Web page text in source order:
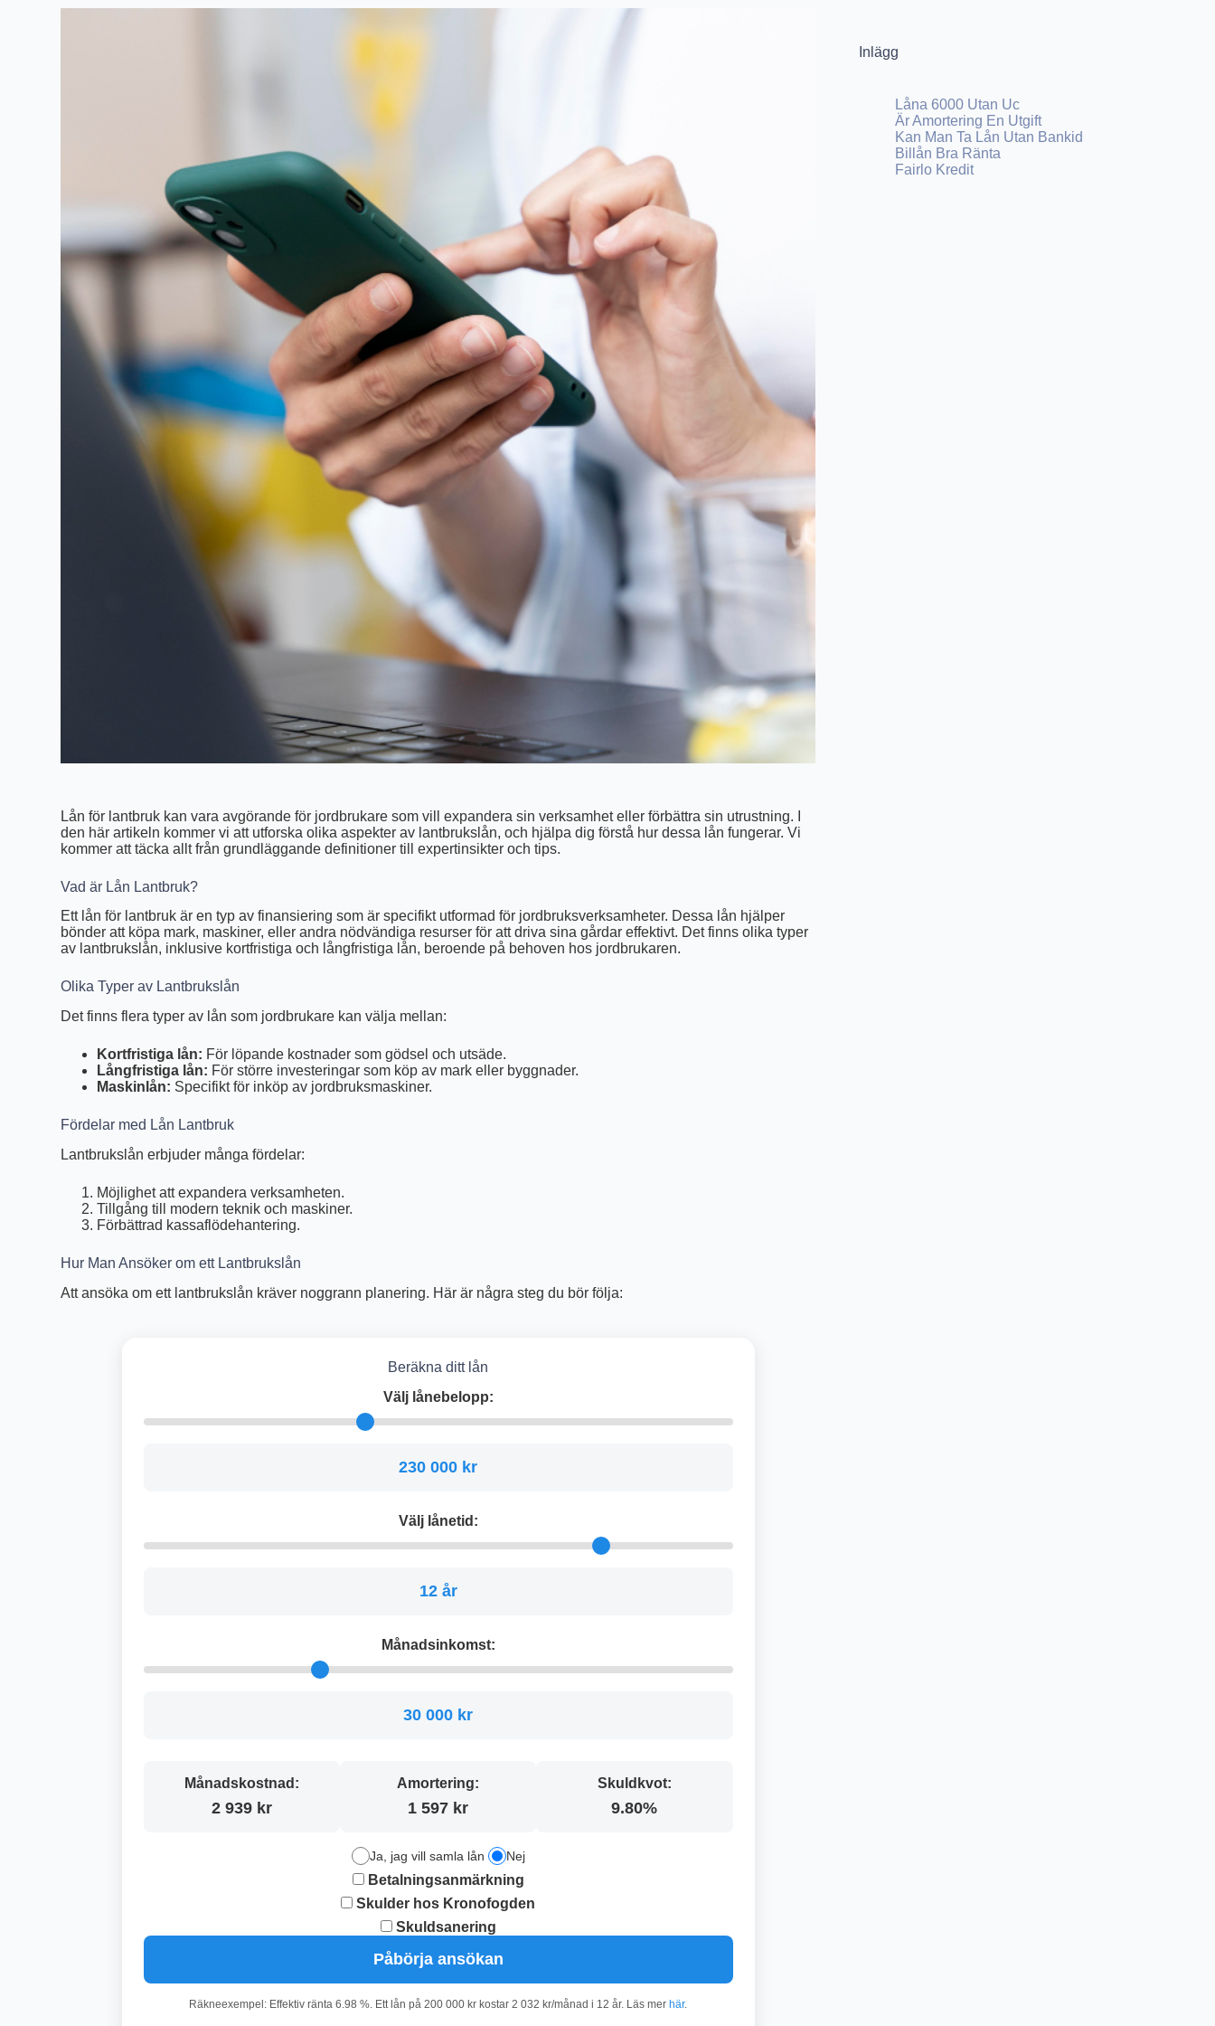
Lån för lantbruk kan vara avgörande för jordbrukare som vill expandera sin verksamhet eller förbättra sin utrustning. I
den här artikeln kommer vi att utforska olika aspekter av lantbrukslån, och hjälpa dig förstå hur dessa lån fungerar. Vi
kommer att täcka allt från grundläggande definitioner till expertinsikter och tips.
Vad är Lån Lantbruk?
Ett lån för lantbruk är en typ av finansiering som är specifikt utformad för jordbruksverksamheter. Dessa lån hjälper
bönder att köpa mark, maskiner, eller andra nödvändiga resurser för att driva sina gårdar effektivt. Det finns olika typer
av lantbrukslån, inklusive kortfristiga och långfristiga lån, beroende på behoven hos jordbrukaren.
Olika Typer av Lantbrukslån
Det finns flera typer av lån som jordbrukare kan välja mellan:
Kortfristiga lån: För löpande kostnader som gödsel och utsäde.
Långfristiga lån: För större investeringar som köp av mark eller byggnader.
Maskinlån: Specifikt för inköp av jordbruksmaskiner.
Fördelar med Lån Lantbruk
Lantbrukslån erbjuder många fördelar:
Möjlighet att expandera verksamheten.
Tillgång till modern teknik och maskiner.
Förbättrad kassaflödehantering.
Hur Man Ansöker om ett Lantbrukslån
Att ansöka om ett lantbrukslån kräver noggrann planering. Här är några steg du bör följa:
Beräkna ditt lån
Välj lånebelopp:
230 000 kr
Välj lånetid:
12 år
Månadsinkomst:
30 000 kr
Månadskostnad:
2 939 kr
Amortering:
1 597 kr
Skuldkvot:
9.80%
Ja, jag vill samla lån Nej
Betalningsanmärkning
Skulder hos Kronofogden
Skuldsanering
Påbörja ansökan
Räkneexempel: Effektiv ränta 6.98 %. Ett lån på 200 000 kr kostar 2 032 kr/månad i 12 år. Läs merhär.
Inlägg
Låna 6000 Utan Uc
Är Amortering En Utgift
Kan Man Ta Lån Utan Bankid
Billån Bra Ränta
Fairlo Kredit